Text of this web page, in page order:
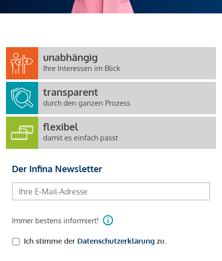
unabhängig
Ihre Interessen im Blick
transparent
durch den ganzen Prozess
flexibel
damit es einfach passt
Der Infina Newsletter
Immer bestens informiert!
Ich stimme der Datenschutzerklärung zu.